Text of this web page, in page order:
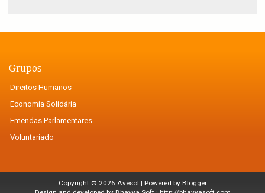
Grupos
Direitos Humanos
Economia Solidária
Emendas Parlamentares
Voluntariado
Copyright © 2026 Avesol | Powered by Blogger